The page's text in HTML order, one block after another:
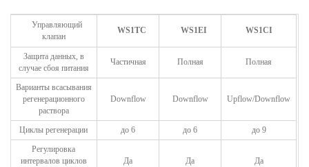
Управляющий
клапан
WS1TC WS1EI WS1CI
Защита данных, в
случае сбоя питания
Частичная Полная Полная
Варианты всасывания
регенерационного
раствора
Downflow Downflow Upflow/Downflow
Циклы регенерации до 6 до 6
до 9
Регулировка
интервалов циклов
Да Да Да